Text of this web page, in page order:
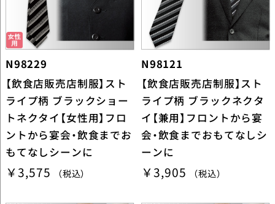
N98229
【飲食店販売店制服】スト
ライプ柄 ブラックショー
トネクタイ【女性用】フロ
ントから宴会・飲食までお
もてなしシーンに
￥3,575 （税込）
N98121
【飲食店販売店制服】スト
ライプ柄 ブラックネクタ
イ【兼用】フロントから宴
会・飲食までおもてなしシ
ーンに
￥3,905 （税込）